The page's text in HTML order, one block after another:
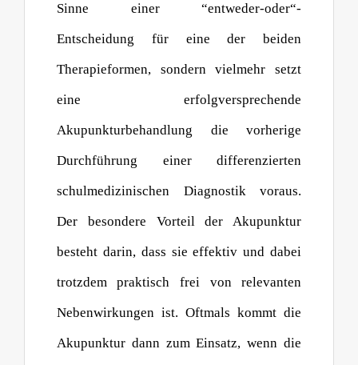
Sinne einer “entweder-oder“-
Entscheidung für eine der beiden
Therapieformen, sondern vielmehr setzt
eine erfolgversprechende
Akupunkturbehandlung die vorherige
Durchführung einer differenzierten
schulmedizinischen Diagnostik voraus.
Der besondere Vorteil der Akupunktur
besteht darin, dass sie effektiv und dabei
trotzdem praktisch frei von relevanten
Nebenwirkungen ist. Oftmals kommt die
Akupunktur dann zum Einsatz, wenn die